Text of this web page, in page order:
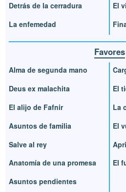
Detrás de la cerradura
La enfemedad
El
Favores
Alma de segunda mano
Deus ex malachita
El alijo de Fafnir
Asuntos de familia
Salve al rey
Anatomía de una promesa
Asuntos pendientes
El
La
El
El